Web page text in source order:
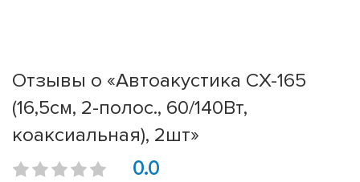
Отзывы о «Автоакустика CX-165
(16,5см, 2-полос., 60/140Вт,
коаксиальная), 2шт»
0.0